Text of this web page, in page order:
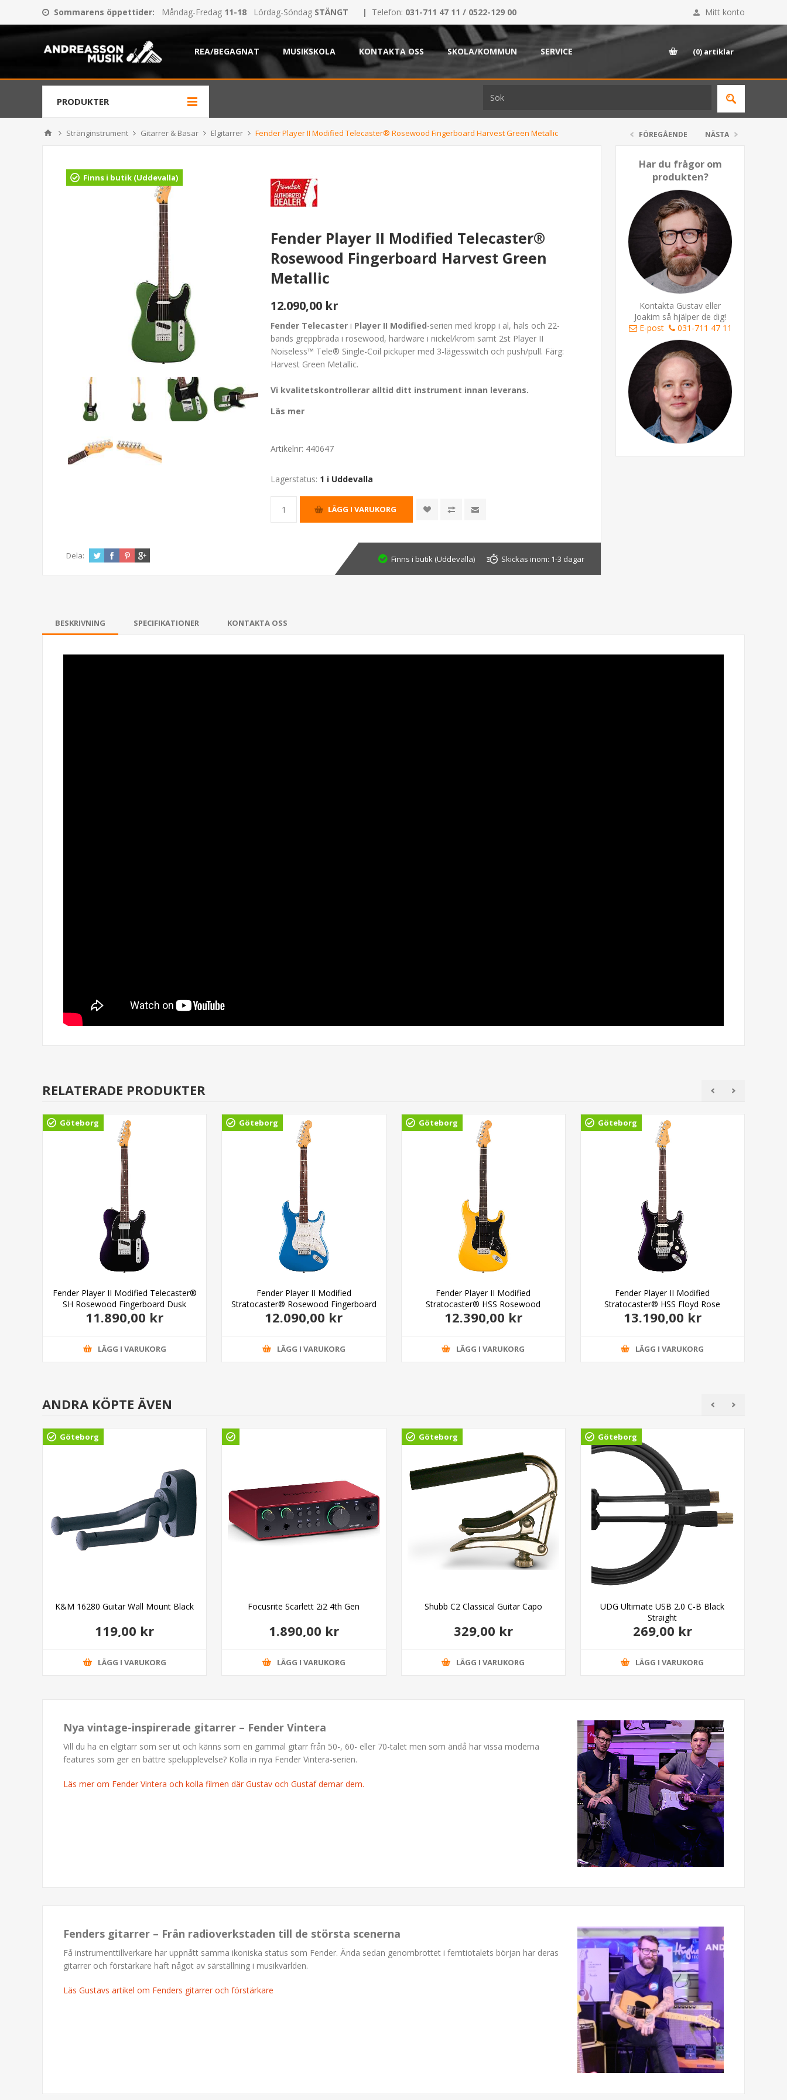
Sommarens öppettider: Måndag-Fredag 11-18 Lördag-Söndag STÄNGT | Telefon: 031-711 47 11 / 0522-129 00 Mitt konto
REA/BEGAGNAT MUSIKSKOLA KONTAKTA OSS SKOLA/KOMMUN SERVICE (0) artiklar
PRODUKTER
Stränginstrument Gitarrer & Basar Elgitarrer Fender Player II Modified Telecaster® Rosewood Fingerboard Harvest Green Metallic FÖREGÅENDE NÄSTA
Har du frågor om
produkten?
Kontakta Gustav eller
Joakim så hjälper de dig!
E-post
031-711 47 11
Finns i butik (Uddevalla)
Fender Player II Modified Telecaster®
Rosewood Fingerboard Harvest Green
Metallic
12.090,00 kr
Fender Telecaster i Player II Modified-serien med kropp i al, hals och 22-
bands greppbräda i rosewood, hardware i nickel/krom samt 2st Player II
Noiseless™ Tele® Single-Coil pickuper med 3-lägesswitch och push/pull. Färg:
Harvest Green Metallic.
Vi kvalitetskontrollerar alltid ditt instrument innan leverans.
Läs mer
Artikelnr: 440647
Lagerstatus: 1 i Uddevalla
Dela: Finns i butik (Uddevalla) Skickas inom: 1-3 dagar
BESKRIVNING SPECIFIKATIONER KONTAKTA OSS
RELATERADE PRODUKTER
Göteborg
Fender Player II Modified Telecaster®
SH Rosewood Fingerboard Dusk
11.890,00 kr
LÄGG I VARUKORG
Göteborg
Fender Player II Modified
Stratocaster® Rosewood Fingerboard
Electric Blue
12.090,00 kr
LÄGG I VARUKORG
Göteborg
Fender Player II Modified
Stratocaster® HSS Rosewood
Fingerboard Sunshine Yellow
12.390,00 kr
LÄGG I VARUKORG
Göteborg
Fender Player II Modified
Stratocaster® HSS Floyd Rose
Rosewood Fingerboard Dusk
13.190,00 kr
LÄGG I VARUKORG
ANDRA KÖPTE ÄVEN
Göteborg
K&M 16280 Guitar Wall Mount Black
119,00 kr
LÄGG I VARUKORG
Focusrite Scarlett 2i2 4th Gen
1.890,00 kr
LÄGG I VARUKORG
Göteborg
Shubb C2 Classical Guitar Capo
329,00 kr
LÄGG I VARUKORG
Göteborg
UDG Ultimate USB 2.0 C-B Black
Straight
269,00 kr
LÄGG I VARUKORG
Nya vintage-inspirerade gitarrer – Fender Vintera
Vill du ha en elgitarr som ser ut och känns som en gammal gitarr från 50-, 60- eller 70-talet men som ändå har vissa moderna
features som ger en bättre spelupplevelse? Kolla in nya Fender Vintera-serien.
Läs mer om Fender Vintera och kolla filmen där Gustav och Gustaf demar dem.
Fenders gitarrer – Från radioverkstaden till de största scenerna
Få instrumenttillverkare har uppnått samma ikoniska status som Fender. Ända sedan genombrottet i femtiotalets början har deras
gitarrer och förstärkare haft något av särställning i musikvärlden.
Läs Gustavs artikel om Fenders gitarrer och förstärkare